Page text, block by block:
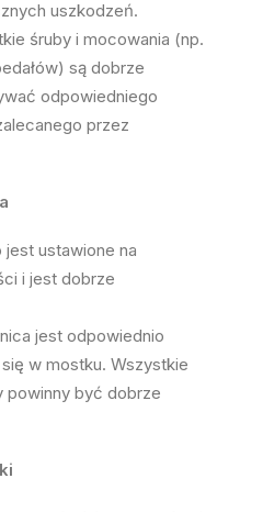
uszkodzeń.
śruby i mocowania (np.
są dobrze
odpowiedniego
przez
jest ustawione na
i jest dobrze
jest odpowiednio
w mostku. Wszystkie
powinny być dobrze